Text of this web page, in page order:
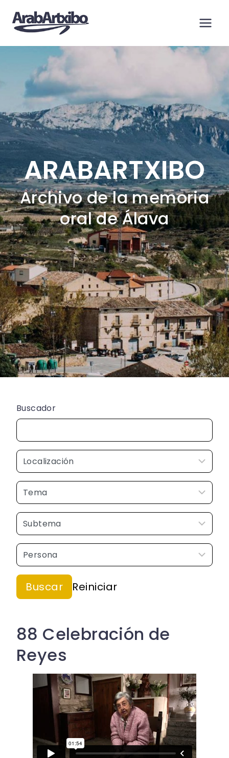
contenido
ARABARTXIBO
Archivo de la memoria
oral de Álava
Buscador
88 Celebración de
Reyes